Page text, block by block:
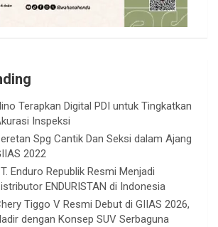
Terapkan Digital PDI untuk Tingkatkan
Inspeksi
Spg Cantik Dan Seksi dalam Ajang
2022
Enduro Republik Resmi Menjadi
ENDURISTAN di Indonesia
Tiggo V Resmi Debut di GIIAS 2026,
dengan Konsep SUV Serbaguna